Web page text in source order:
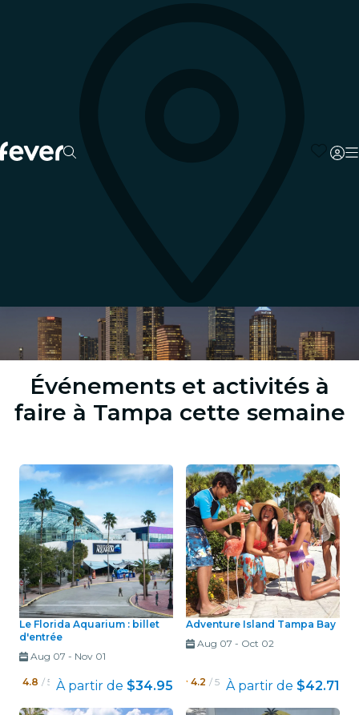
Événements et activités à
faire à Tampa cette semaine
Le Florida Aquarium : billet
d'entrée
Aug 07 - Nov 01
4.8 / 5 À partir de $34.95
Adventure Island Tampa Bay
Aug 07 - Oct 02
4.2 / 5 À partir de $42.71